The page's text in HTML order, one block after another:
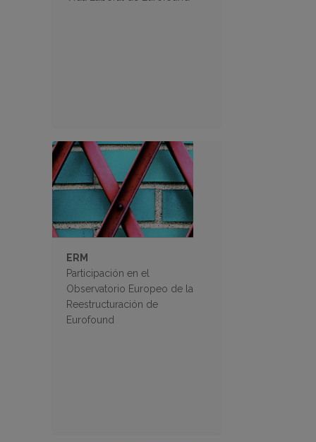
ERM
Participación en el
Observatorio Europeo de la
Reestructuración de
Eurofound